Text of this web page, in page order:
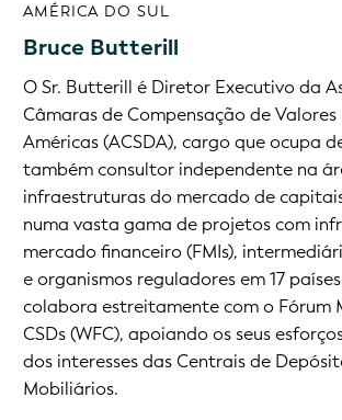
AMÉRICA DO SUL
Bruce Butterill
O Sr. Butterill é Diretor Executivo da
Câmaras de Compensação de
Américas (ACSDA), cargo que ocupa
também consultor independente na
infraestruturas do mercado de
numa vasta gama de projetos com
mercado financeiro (FMIs),
e organismos reguladores em 17
colabora estreitamente com o Fórum
CSDs (WFC), apoiando os seus
dos interesses das Centrais de
Mobiliários.